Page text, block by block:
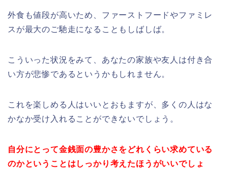
外食も値段が高いため、ファーストフードやファミレ
スが最大のご馳走になることもしばしば。
こういった状況をみて、あなたの家族や友人は付き合
い方が悲惨であるというかもしれません。
これを楽しめる人はいいとおもますが、多くの人はな
かなか受け入れることができないでしょう。
自分にとって金銭面の豊かさをどれくらい求めている
のかということは しっかり考えたほうがいいでしょ